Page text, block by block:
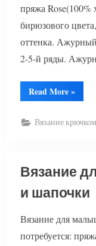
пряжа Rose(100%
бирюзового
оттенка.
2-5-й ряды.
Read More
для
из
»
Вязание
Вязание
и шапочки
Вязание для
потребуется: